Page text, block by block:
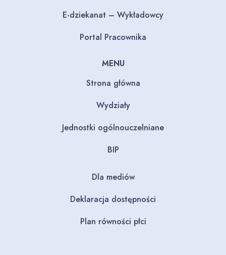
E-dziekanat – Wykładowcy
Portal Pracownika
MENU
Strona główna
Wydziały
Jednostki ogólnouczelniane
BIP
Dla mediów
Deklaracja dostępności
Plan równości płci